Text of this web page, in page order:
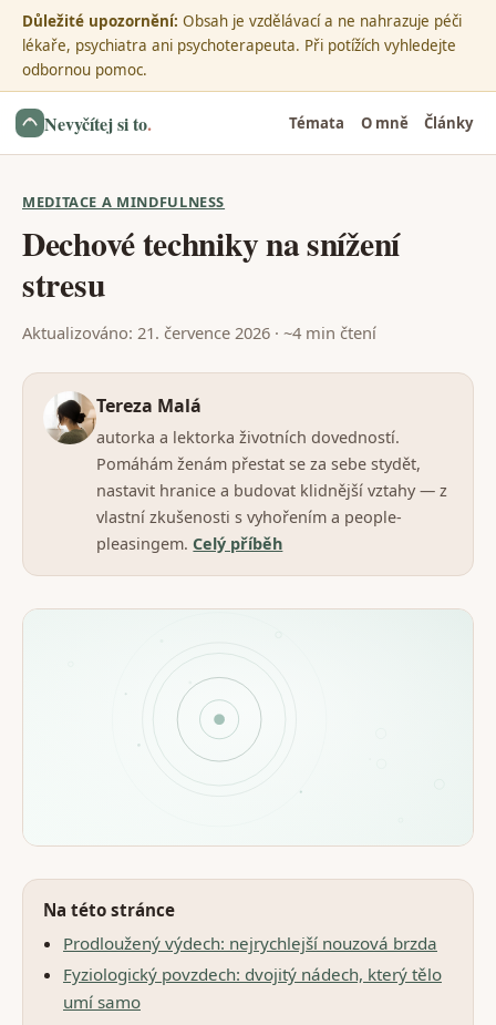
Důležité upozornění: Obsah je vzdělávací a ne nahrazuje péči
lékaře, psychiatra ani psychoterapeuta. Při potížích vyhledejte
odbornou pomoc.
Nevyčítej si to. Témata O mně Články
MEDITACE A MINDFULNESS
Dechové techniky na snížení
stresu
Aktualizováno: 21. července 2026 · ~4 min čtení
Tereza Malá
autorka a lektorka životních dovedností.
Pomáhám ženám přestat se za sebe stydět,
nastavit hranice a budovat klidnější vztahy — z
vlastní zkušenosti s vyhořením a people-
pleasingem.Celý příběh
Na této stránce
Prodloužený výdech: nejrychlejší nouzová brzda
Fyziologický povzdech: dvojitý nádech, který tělo
umí samo